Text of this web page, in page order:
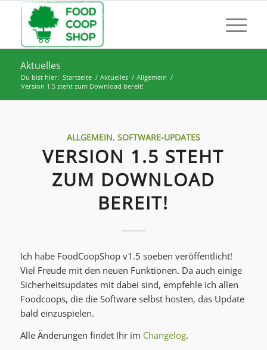
Aktuelles
Du bist hier: Startseite / Aktuelles / Allgemein /
Version 1.5 steht zum Download bereit!
ALLGEMEIN, SOFTWARE-UPDATES
VERSION 1.5 STEHT
ZUM DOWNLOAD
BEREIT!
Ich habe FoodCoopShop v1.5 soeben veröffentlicht!
Viel Freude mit den neuen Funktionen. Da auch einige
Sicherheitsupdates mit dabei sind, empfehle ich allen
Foodcoops, die die Software selbst hosten, das Update
bald einzuspielen.
Alle Änderungen findet Ihr im Changelog.